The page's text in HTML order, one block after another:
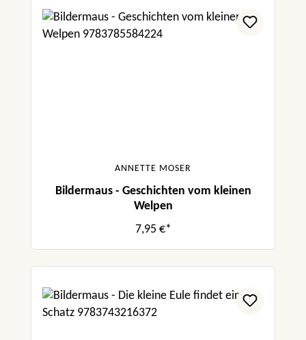
ANNETTE MOSER
Bildermaus - Geschichten vom kleinen
Welpen
7,95 €*